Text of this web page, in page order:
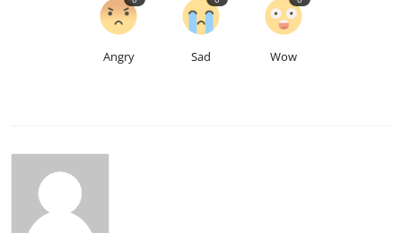
Angry Sad Wow